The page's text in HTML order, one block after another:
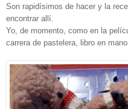
Son rapidísimos de hacer y la
encontrar allí.
Yo, de momento, como en la
carrera de pastelera, libro en